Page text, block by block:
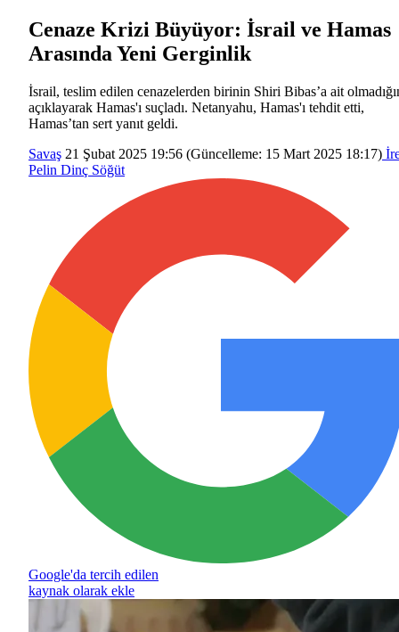
Cenaze Krizi Büyüyor: İsrail ve Hamas
Arasında Yeni Gerginlik
İsrail, teslim edilen cenazelerden birinin Shiri Bibas’a ait
açıklayarak Hamas'ı suçladı. Netanyahu, Hamas'ı tehdit etti,
Hamas’tan sert yanıt geldi.
Savaş 21 Şubat 2025 19:56 (Güncelleme: 15 Mart 2025 18:17)
Pelin Dinç Söğüt
Google'da tercih edilen
kaynak olarak ekle